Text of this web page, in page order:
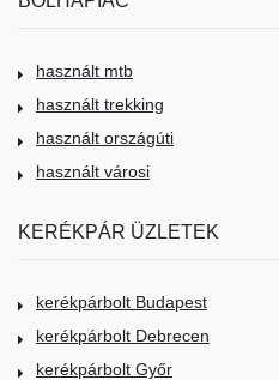
használt mtb
használt trekking
használt országúti
használt városi
KERÉKPÁR ÜZLETEK
kerékpárbolt Budapest
kerékpárbolt Debrecen
kerékpárbolt Győr